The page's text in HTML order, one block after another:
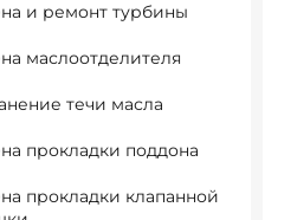
и ремонт турбины
маслоотделителя
течи масла
прокладки поддона
прокладки клапанной